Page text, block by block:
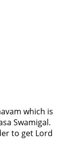
which is
Swamigal.
to get Lord